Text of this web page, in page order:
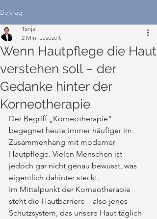
Beitrag
Wenn Hautpflege die Haut
verstehen soll – der
Gedanke hinter der
Korneotherapie
Tanja
2 Min. Lesezeit
Der Begriff „Korneotherapie“
begegnet heute immer häufiger im
Zusammenhang mit moderner
Hautpflege. Vielen Menschen ist
jedoch gar nicht genau bewusst, was
eigentlich dahinter steckt.
Im Mittelpunkt der Korneotherapie
steht die Hautbarriere – also jenes
Schutzsystem, das unsere Haut täglich